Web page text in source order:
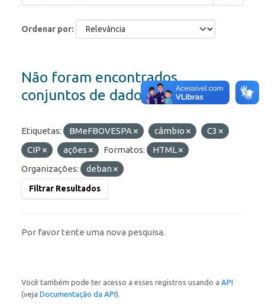
Ordenar por
Não foram encontrados
conjuntos de dados
Etiquetas: BMeFBOVESPA câmbio
C3
CIP
ações Formatos:
HTML
Organizações:
deban
Filtrar Resultados
Por favor tente uma nova pesquisa.
Você também pode ter acesso a esses registros usando a API
(veja Documentação da API).